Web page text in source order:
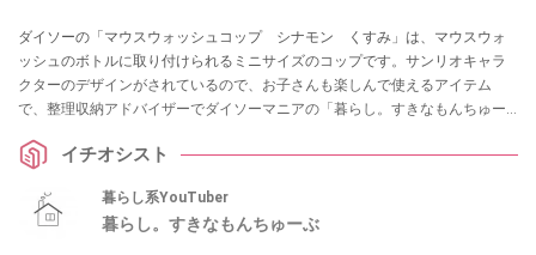
ダイソーの「マウスウォッシュコップ シナモン くすみ」は、マウスウォ
ッシュのボトルに取り付けられるミニサイズのコップです。サンリオキャラ
クターのデザインがされているので、お子さんも楽しんで使えるアイテム
で、整理収納アドバイザーでダイソーマニアの「暮らし。すきなもんちゅー
ュコップ シナモン くすみ」の使い方やおすすめポイントをご紹介してい
イチオシスト
暮らし系YouTuber
暮らし。すきなもんちゅーぶ